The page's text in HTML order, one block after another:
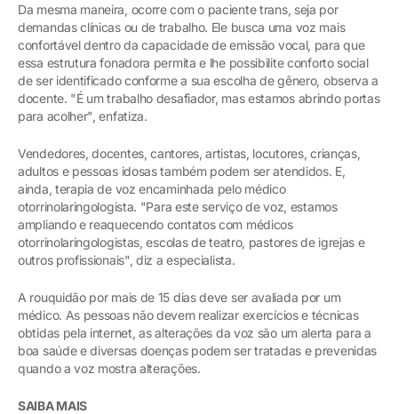
Da mesma maneira, ocorre com o paciente trans, seja por
demandas clínicas ou de trabalho. Ele busca uma voz mais
confortável dentro da capacidade de emissão vocal, para que
essa estrutura fonadora permita e lhe possibilite conforto social
de ser identificado conforme a sua escolha de gênero, observa a
docente. "É um trabalho desafiador, mas estamos abrindo portas
para acolher", enfatiza.
Vendedores, docentes, cantores, artistas, locutores, crianças,
adultos e pessoas idosas também podem ser atendidos. E,
ainda, terapia de voz encaminhada pelo médico
otorrinolaringologista. "Para este serviço de voz, estamos
ampliando e reaquecendo contatos com médicos
otorrinolaringologistas, escolas de teatro, pastores de igrejas e
outros profissionais", diz a especialista.
A rouquidão por mais de 15 dias deve ser avaliada por um
médico. As pessoas não devem realizar exercícios e técnicas
obtidas pela internet, as alterações da voz são um alerta para a
boa saúde e diversas doenças podem ser tratadas e prevenidas
quando a voz mostra alterações.
SAIBA MAIS